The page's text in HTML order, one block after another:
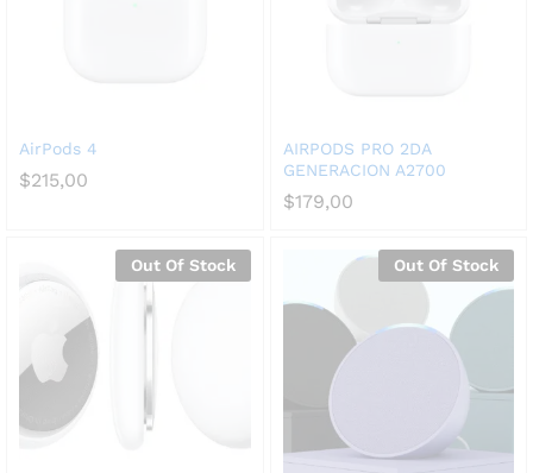
AirPods 4
$215,00
AIRPODS PRO 2DA
GENERACION A2700
$179,00
Out Of Stock Out Of Stock